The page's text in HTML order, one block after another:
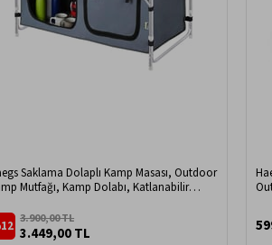
Saklama Dolaplı Kamp Masası, Outdoor
Mutfağı, Kamp Dolabı, Katlanabilir
Depolama bölmeli, Dış Mekan Mutfağı
Naturel Meşe
3.449,00 TL
3.900,00 TL